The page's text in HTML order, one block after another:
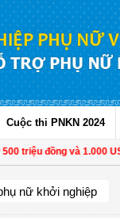
Cuộc thi PNKN 2024
đồng và 1.000 USD
nữ khởi nghiệp